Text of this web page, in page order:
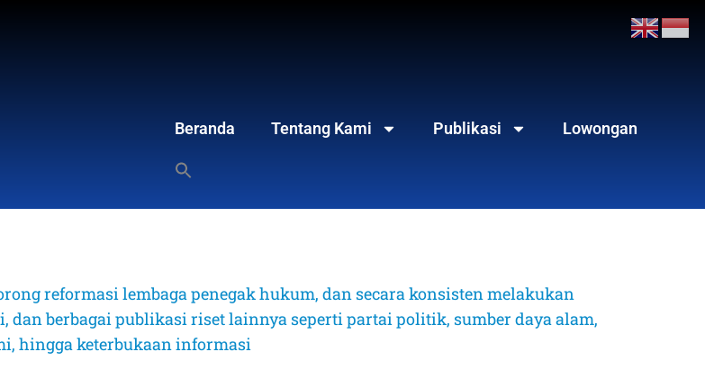
Beranda Tentang Kami Publikasi Lowongan
reformasi lembaga penegak hukum, dan secara konsisten melakukan
berbagai publikasi riset lainnya seperti partai politik, sumber daya alam,
hingga keterbukaan informasi